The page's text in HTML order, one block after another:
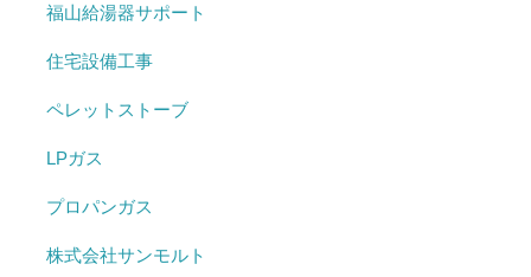
福山給湯器サポート
住宅設備工事
ペレットストーブ
LPガス
プロパンガス
株式会社サンモルト